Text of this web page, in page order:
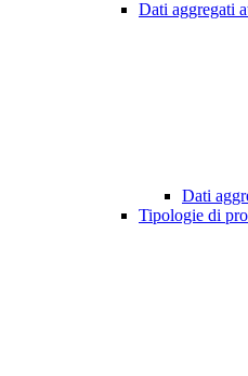
Dati aggregati
Dati
Tipologie di